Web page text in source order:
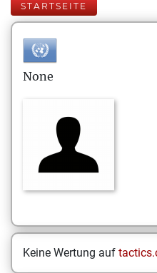
STARTSEITE
None
Keine Wertung auf